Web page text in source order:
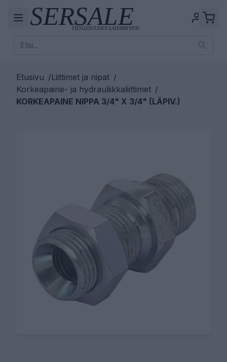
Etusivu /Liittimet ja nipat /
Korkeapaine- ja hydrauliikkaliittimet /
KORKEAPAINE NIPPA 3/4" X 3/4" (LÄPIV.)